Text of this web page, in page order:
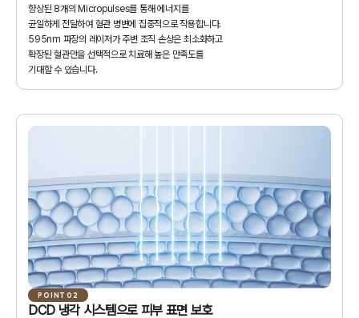
향상된 8개의 Micropulses를 통해 에너지를
균일하게 전달하여혈관 병변에 집중적으로 작용합니다.
595nm 파장의 레이저가 주변 조직 손상은 최소화하고
확장된 혈관만을 선택적으로 치료해 높은 만족도를
기대할 수 있습니다.
POINT 02
DCD 냉각 시스템으로 피부 표면 보호